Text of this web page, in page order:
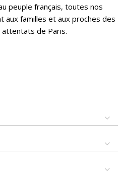
peuple français, toutes nos
aux familles et aux proches des
de Paris.